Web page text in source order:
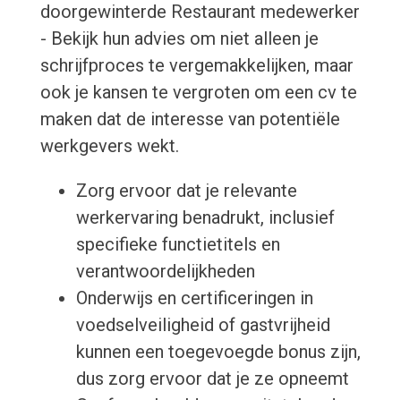
doorgewinterde Restaurant medewerker
- Bekijk hun advies om niet alleen je
schrijfproces te vergemakkelijken, maar
ook je kansen te vergroten om een cv te
maken dat de interesse van potentiële
werkgevers wekt.
Zorg ervoor dat je relevante
werkervaring benadrukt, inclusief
specifieke functietitels en
verantwoordelijkheden
Onderwijs en certificeringen in
voedselveiligheid of gastvrijheid
kunnen een toegevoegde bonus zijn,
dus zorg ervoor dat je ze opneemt